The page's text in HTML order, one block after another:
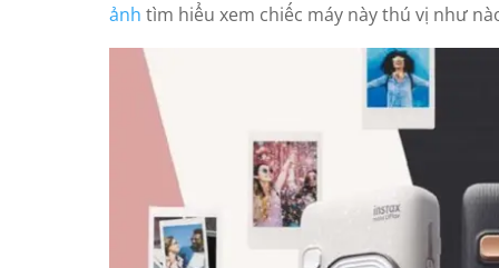
ảnh tìm hiểu xem chiếc máy này thú vị như